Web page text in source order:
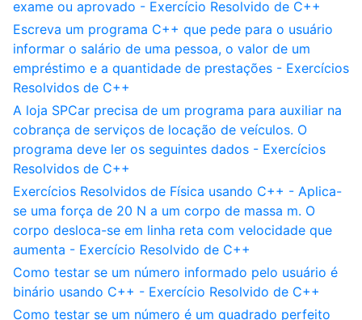
exame ou aprovado - Exercício Resolvido de C++
Escreva um programa C++ que pede para o usuário
informar o salário de uma pessoa, o valor de um
empréstimo e a quantidade de prestações - Exercícios
Resolvidos de C++
A loja SPCar precisa de um programa para auxiliar na
cobrança de serviços de locação de veículos. O
programa deve ler os seguintes dados - Exercícios
Resolvidos de C++
Exercícios Resolvidos de Física usando C++ - Aplica-
se uma força de 20 N a um corpo de massa m. O
corpo desloca-se em linha reta com velocidade que
aumenta - Exercício Resolvido de C++
Como testar se um número informado pelo usuário é
binário usando C++ - Exercício Resolvido de C++
Como testar se um número é um quadrado perfeito